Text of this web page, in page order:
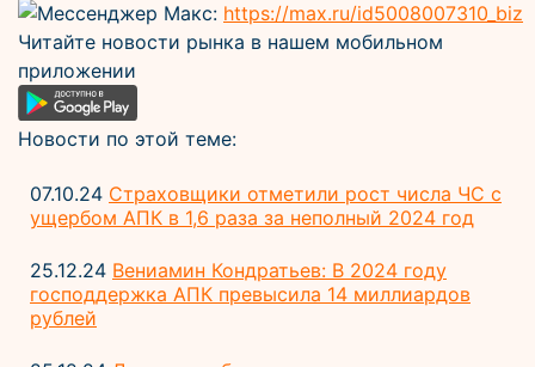
Мессенджер Макс: https://max.ru/id5008007310_biz
Читайте новости рынка в нашем мобильном
приложении
Новости по этой теме:
07.10.24 Страховщики отметили рост числа ЧС с
ущербом АПК в 1,6 раза за неполный 2024 год
25.12.24 Вениамин Кондратьев: В 2024 году
господдержка АПК превысила 14 миллиардов
рублей